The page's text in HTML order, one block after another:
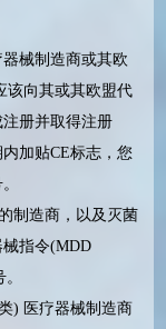
械制造商或其欧
该向其或其欧盟代
册并取得注册
加贴CE标志，您
制造商，以及灭菌
指令(MDD
) 医疗器械制造商